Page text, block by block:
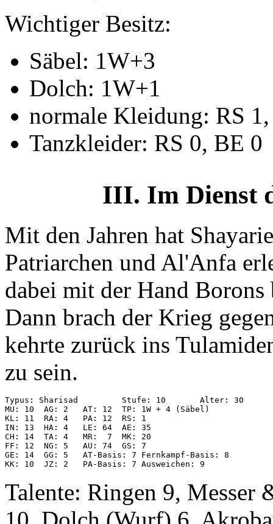
Wichtiger Besitz:
Säbel: 1W+3
Dolch: 1W+1
normale Kleidung: RS
Tanzkleider: RS 0, BE 0
III. Im Dienst
Mit den Jahren hat
Patriarchen und Al'Anfa
dabei mit der Hand
Dann brach der Krieg
kehrte zurück ins
zu sein.
Typus: Sharisad         Stufe: 10       Alter: 30
MU: 10  AG: 2   AT: 12  TP: 1W + 4 (Säbel)
KL: 11  RA: 4   PA: 12  RS: 1
IN: 13  HA: 4   LE: 64  AE: 35
CH: 14  TA: 4   MR:  7  MK: 20
FF: 12  NG: 5   AU: 74  GS: 7
GE: 14  GG: 5   AT-Basis: 7 Fernkampf-Basis: 8
KK: 10  JZ: 2   PA-Basis: 7 Ausweichen: 9
Talente: Ringen 9, Messer